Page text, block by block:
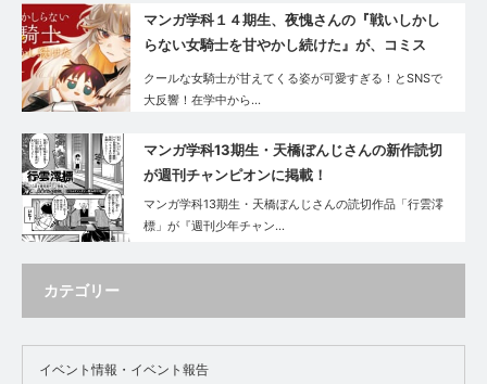
マンガ学科１４期生、夜愧さんの『戦いしかし
らない女騎士を甘やかし続けた』が、コミス
マ・GANMA!で好評連載中です！
クールな女騎士が甘えてくる姿が可愛すぎる！とSNSで
大反響！在学中から…
マンガ学科13期生・天橋ぼんじさんの新作読切
が週刊チャンピオンに掲載！
マンガ学科13期生・天橋ぼんじさんの読切作品「行雲澪
標」が『週刊少年チャン…
カテゴリー
イベント情報・イベント報告